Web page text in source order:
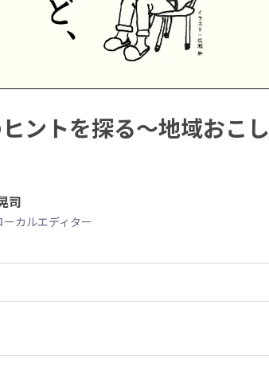
ントを探る～地域おこ
司
ーカルエディター